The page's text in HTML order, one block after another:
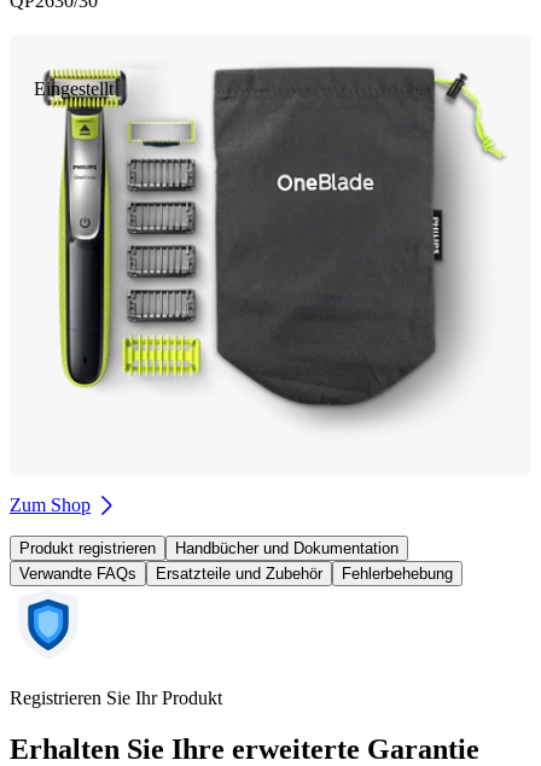
Eingestellt
Zum Shop
Produkt registrieren
Handbücher und Dokumentation
Verwandte FAQs
Ersatzteile und Zubehör Fehlerbehebung
Registrieren Sie Ihr Produkt
Erhalten Sie Ihre erweiterte Garantie